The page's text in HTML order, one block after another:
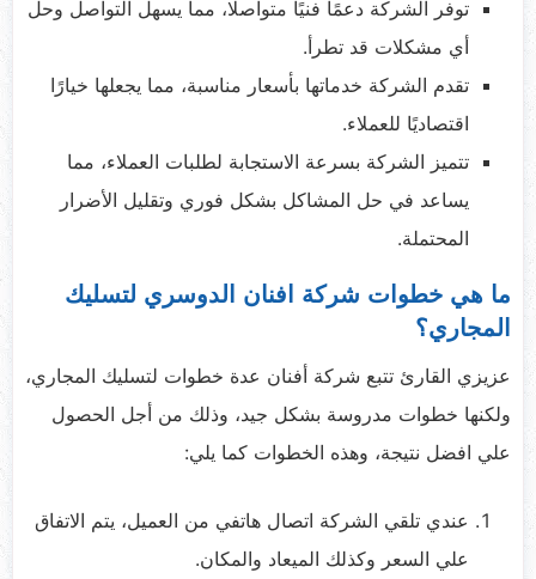
توفر الشركة دعمًا فنيًا متواصلًا، مما يسهل التواصل وحل
أي مشكلات قد تطرأ.​
تقدم الشركة خدماتها بأسعار مناسبة، مما يجعلها خيارًا
اقتصاديًا للعملاء.​
تتميز الشركة بسرعة الاستجابة لطلبات العملاء، مما
يساعد في حل المشاكل بشكل فوري وتقليل الأضرار
المحتملة.​
ما هي خطوات شركة افنان الدوسري لتسليك
المجاري؟
عزيزي القارئ تتبع شركة أفنان عدة خطوات لتسليك المجاري،
ولكنها خطوات مدروسة بشكل جيد، وذلك من أجل الحصول
علي افضل نتيجة، وهذه الخطوات كما يلي:
عندي تلقي الشركة اتصال هاتفي من العميل، يتم الاتفاق
علي السعر وكذلك الميعاد والمكان.